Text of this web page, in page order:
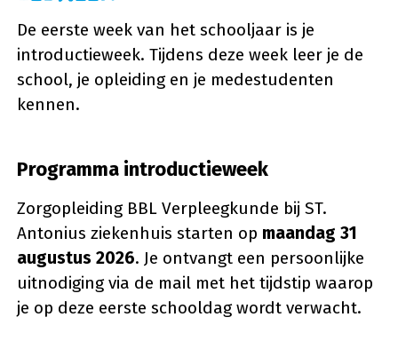
De eerste week van het schooljaar is je
introductieweek. Tijdens deze week leer je de
school, je opleiding en je medestudenten
kennen.
Programma introductieweek
Zorgopleiding BBL Verpleegkunde bij ST.
Antonius ziekenhuis starten op maandag 31
augustus 2026. Je ontvangt een persoonlijke
uitnodiging via de mail met het tijdstip waarop
je op deze eerste schooldag wordt verwacht.